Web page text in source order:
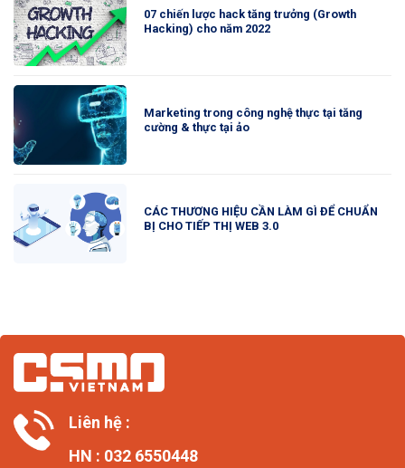
07 chiến lược hack tăng trưởng (Growth
Hacking) cho năm 2022
Marketing trong công nghệ thực tại tăng
cường & thực tại ảo
CÁC THƯƠNG HIỆU CẦN LÀM GÌ ĐỂ CHUẨN
BỊ CHO TIẾP THỊ WEB 3.0
Liên hệ :
HN : 032 6550448